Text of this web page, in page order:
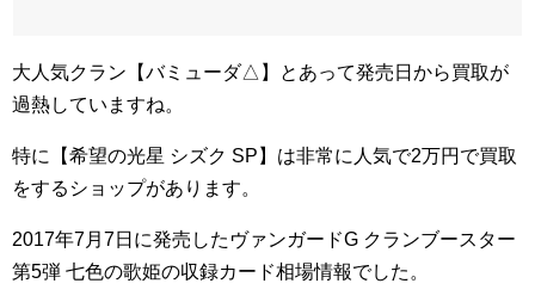
大人気クラン【バミューダ△】とあって発売日から買取が
過熱していますね。
特に【希望の光星 シズク SP】は非常に人気で2万円で買取
をするショップがあります。
2017年7月7日に発売したヴァンガードG クランブースター
第5弾 七色の歌姫の収録カード相場情報でした。